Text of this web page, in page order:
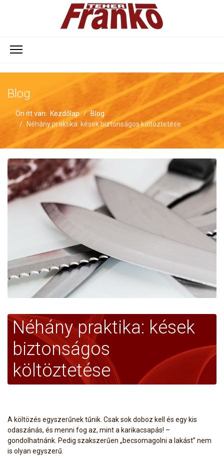
Blog
Ön itt van: Kezdőlap
Blog
Néhány praktika: kések biztonságos költöztetése
Néhány praktika: kések
biztonságos
költöztetése
A költözés egyszerűnek tűnik. Csak sok doboz kell és egy kis
odaszánás, és menni fog az, mint a karikacsapás! –
gondolhatnánk. Pedig szakszerűen „becsomagolni a lakást” nem
is olyan egyszerű.